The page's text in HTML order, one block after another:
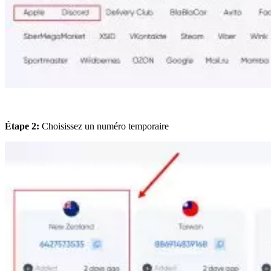
Étape 2: Choisissez un numéro temporaire